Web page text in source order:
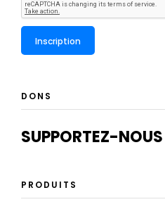
DONS
SUPPORTEZ-NOUS
PRODUITS